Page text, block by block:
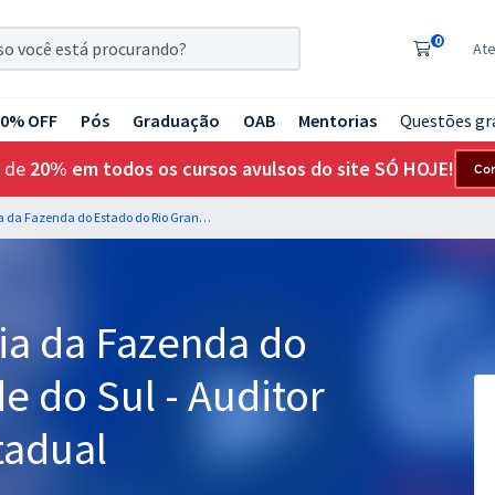
0
OFF Pós Graduação OAB Mentorias Questões
de 20% em todos os cursos avulsos do site SÓ HOJE!
SEFAZ RS - Secretaria da Fazenda do Estado do Rio Grande do Sul - Auditor Fiscal da Receita Estadual
da Fazenda do
do Sul - Auditor